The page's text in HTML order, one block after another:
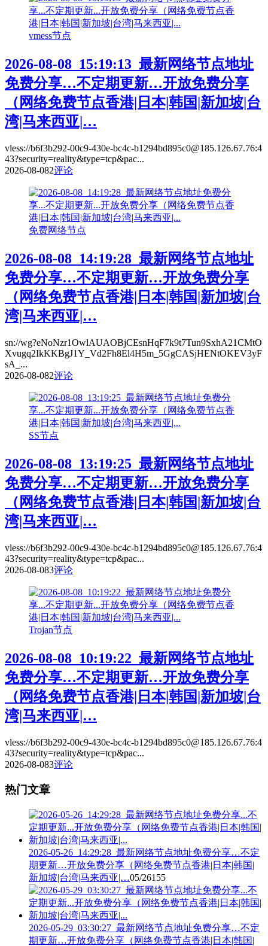
vmess节点
2026-08-08_15:19:13_最新网络节点地址
免费分享…不定期更新…开放免费分享
（网络免费节点香港|日本|韩国|新加坡|台
湾|马来西亚|…
vless://b6f3b292-00c9-430e-bc4c-b1294bd895c0@185.126.67.76:4
43?security=reality&type=tcp&pac...
2026-08-082评论
免费网络节点
2026-08-08_14:19:28_最新网络节点地址
免费分享…不定期更新…开放免费分享
（网络免费节点香港|日本|韩国|新加坡|台
湾|马来西亚|…
sn://wg?eNoNzr1OwlAUAOBjCEsnHqF7k9t7Tun9SxhA21CMtO
Xvugq2IkKKBgJ1Y_Vd2Fh8El4H5m_5GgCASjHENtOKEV3yF
sA_...
2026-08-082评论
SS节点
2026-08-08_13:19:25_最新网络节点地址
免费分享…不定期更新…开放免费分享
（网络免费节点香港|日本|韩国|新加坡|台
湾|马来西亚|…
vless://b6f3b292-00c9-430e-bc4c-b1294bd895c0@185.126.67.76:4
43?security=reality&type=tcp&pac...
2026-08-083评论
Trojan节点
2026-08-08_10:19:22_最新网络节点地址
免费分享…不定期更新…开放免费分享
（网络免费节点香港|日本|韩国|新加坡|台
湾|马来西亚|…
vless://b6f3b292-00c9-430e-bc4c-b1294bd895c0@185.126.67.76:4
43?security=reality&type=tcp&pac...
2026-08-083评论
热门文章
2026-05-26_14:29:28_最新网络节点地址免费分享…不定
期更新…开放免费分享（网络免费节点香港|日本|韩国|
新加坡|台湾|马来西亚|…05/26155
2026-05-29_03:30:27_最新网络节点地址免费分享…不定
期更新…开放免费分享（网络免费节点香港|日本|韩国|